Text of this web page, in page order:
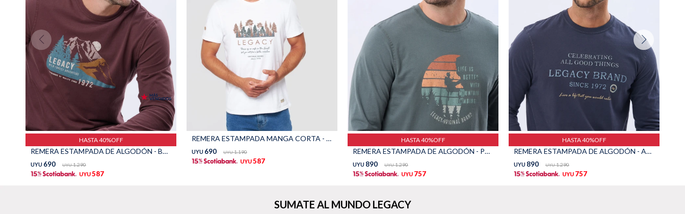
HASTA 40%OFF
REMERA ESTAMPADA DE ALGODÓN - BORDO
UYU 690 UYU 1.290
UYU587
REMERA ESTAMPADA MANGA CORTA - Blanco
UYU 690 UYU 1.190
UYU587
HASTA 40%OFF
REMERA ESTAMPADA DE ALGODÓN - PETROLEO
UYU 890 UYU 1.290
UYU 757
HASTA 40%OFF
REMERA ESTAMPADA DE ALGODÓN - AZUL
UYU 890 UYU 1.290
UYU 757
SUMATE AL MUNDO LEGACY